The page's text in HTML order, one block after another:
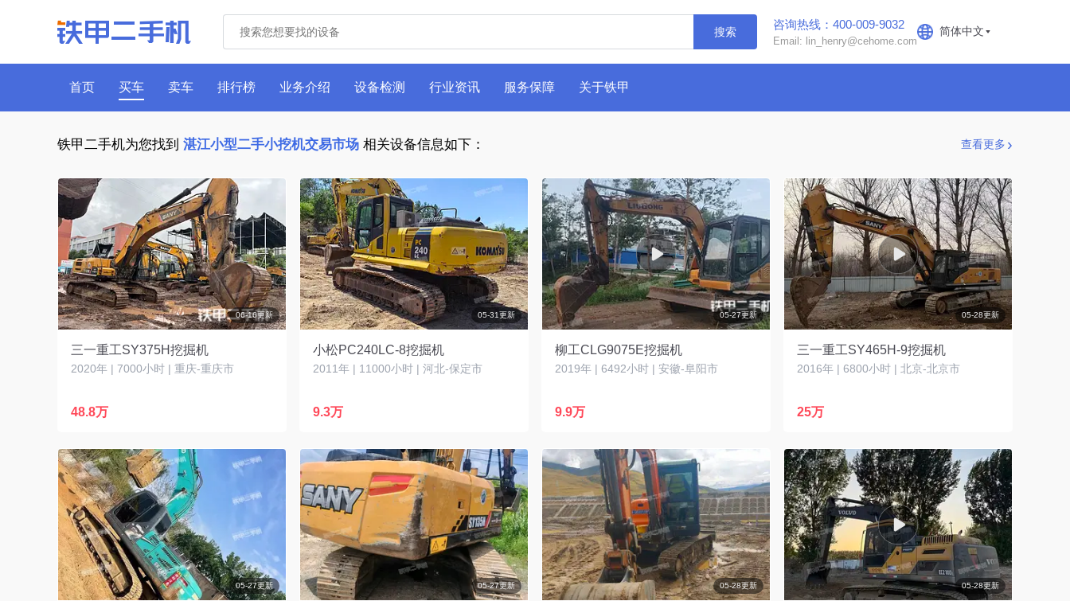
搜索
咨询热线：400-009-9032
Email: lin_henry@cehome.com
简体中文
首页 买车 卖车 排行榜 业务介绍 设备检测 行业资讯 服务保障 关于铁甲
铁甲二手机为您找到 湛江小型二手小挖机交易市场 相关设备信息如下： 查看更多
06-16更新
三一重工SY375H挖掘机
2020年 | 7000小时 | 重庆-重庆市
48.8万
05-31更新
小松PC240LC-8挖掘机
2011年 | 11000小时 | 河北-保定市
9.3万
05-27更新
柳工CLG9075E挖掘机
2019年 | 6492小时 | 安徽-阜阳市
9.9万
05-28更新
三一重工SY465H-9挖掘机
2016年 | 6800小时 | 北京-北京市
25万
05-27更新 05-27更新 05-28更新 05-28更新